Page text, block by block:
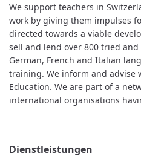
We support teachers in
work by giving them impulses
directed towards a viable
sell and lend over 800 tried
German, French and Italian
training. We inform and advise
Education. We are part of a
international organisations
Dienstleistungen